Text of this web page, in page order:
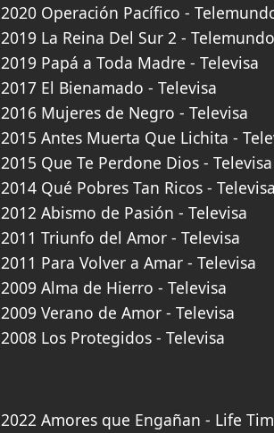
2020 Operación Pacífico -
2019 La Reina Del Sur 2 - Telemundo
2019 Papá a Toda Madre - Televisa
2017 El Bienamado - Televisa
2016 Mujeres de Negro - Televisa
2015 Antes Muerta Que Lichita -
2015 Que Te Perdone Dios - Televisa
2014 Qué Pobres Tan Ricos -
2012 Abismo de Pasión - Televisa
2011 Triunfo del Amor - Televisa
2011 Para Volver a Amar - Televisa
2009 Alma de Hierro - Televisa
2009 Verano de Amor - Televisa
2008 Los Protegidos - Televisa
2022 Amores que Engañan - Life